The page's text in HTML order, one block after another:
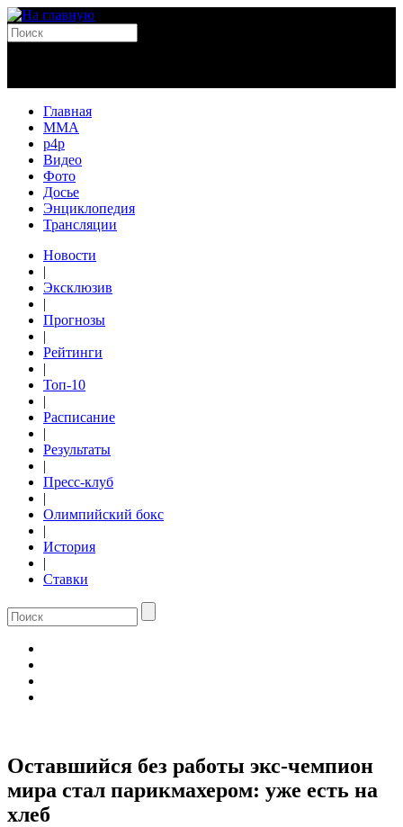
Главная
MMA
p4p
Видео
Фото
Досье
Энциклопедия
Трансляции
Новости
|
Эксклюзив
|
Прогнозы
|
Рейтинги
|
Топ-10
|
Расписание
|
Результаты
|
Пресс-клуб
|
Олимпийский бокс
|
История
|
Ставки
Оставшийся без работы экс-чемпион
мира стал парикмахером: уже есть на
хлеб